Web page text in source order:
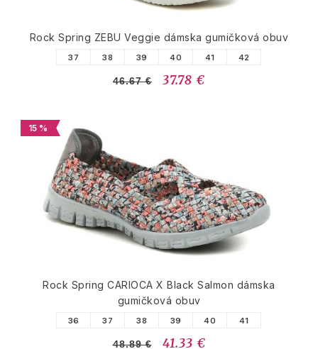
Rock Spring ZEBU Veggie dámska gumičková obuv
37 38 39 40 41 42
46.67 € 37.78 €
15 %
Rock Spring CARIOCA X Black Salmon dámska
gumičková obuv
36 37 38 39 40 41
48.89 € 41.33 €